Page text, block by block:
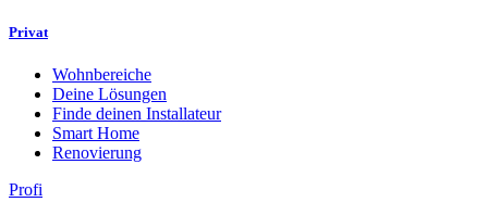
Privat
Wohnbereiche
Deine Lösungen
Finde deinen Installateur
Smart Home
Renovierung
Profi